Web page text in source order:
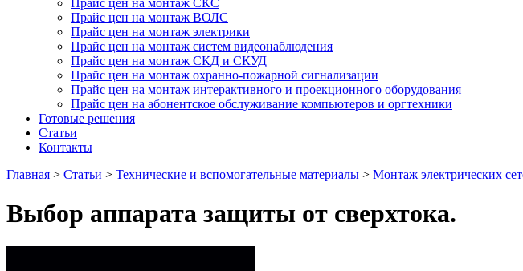
Прайс цен на монтаж СКС
Прайс цен на монтаж ВОЛС
Прайс цен на монтаж электрики
Прайс цен на монтаж систем видеонаблюдения
Прайс цен на монтаж СКД и СКУД
Прайс цен на монтаж охранно-пожарной сигнализации
Прайс цен на монтаж интерактивного и проекционного оборудования
Прайс цен на абонентское обслуживание компьютеров и оргтехники
Готовые решения
Статьи
Контакты
Главная > Статьи > Технические и вспомогательные материалы > Монтаж электрических
Выбор аппарата защиты от сверхтока.